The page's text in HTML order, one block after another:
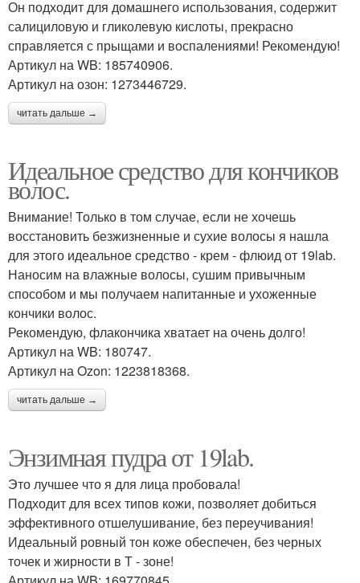
Он подходит для домашнего использования, содержит
салициловую и гликолевую кислоты, прекрасно
справляется с прыщами и воспалениями! Рекомендую!
Артикул на WB: 185740906.
Артикул на озон: 1273446729.
читать дальше →
Идеальное средство для кончиков
волос.
Внимание! Только в том случае, если не хочешь
восстановить безжизненные и сухие волосы я нашла
для этого идеальное средство - крем - флюид от 19lab.
Наносим на влажные волосы, сушим привычным
способом и мы получаем напитанные и ухоженные
кончики волос.
Рекомендую, флакончика хватает на очень долго!
Артикул на WB: 180747.
Артикул на Ozon: 1223818368.
читать дальше →
Энзимная пудра от 19lab.
Это лучшее что я для лица пробовала!
Подходит для всех типов кожи, позволяет добиться
эффективного отшелушивание, без переучивания!
Идеальный ровный тон коже обеспечен, без черных
точек и жирности в Т - зоне!